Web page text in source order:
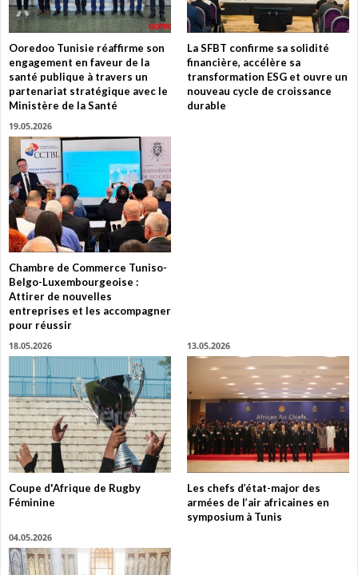
Ooredoo Tunisie réaffirme son
engagement en faveur de la
santé publique à travers un
partenariat stratégique avec le
Ministère de la Santé
La SFBT confirme sa solidité
financière, accélère sa
transformation ESG et ouvre un
nouveau cycle de croissance
durable
19.05.2026
Chambre de Commerce Tuniso-
Belgo-Luxembourgeoise :
Attirer de nouvelles
entreprises et les accompagner
pour réussir
18.05.2026
Coupe d'Afrique de Rugby
Féminine
13.05.2026
Les chefs d’état-major des
armées de l’air africaines en
symposium à Tunis
04.05.2026